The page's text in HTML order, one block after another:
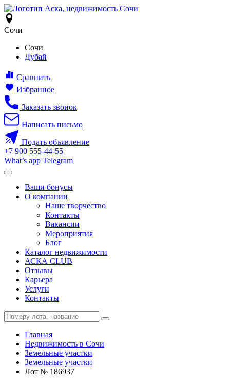
Сочи
Сочи
Дубай
Сравнить
Избранное
Заказать звонок
Написать письмо
Подать объявление
+7 900 555-44-55
What’s app Telegram
Ваши бонусы
О компании
Наше творчество
Контакты
Вакансии
Мероприятия
Блог
Каталог недвижимости
АСКА CLUB
Отзывы
Карьера
Услуги
Контакты
Главная
Недвижимость в Сочи
Земельные участки
Земельные участки
Лот № 186937